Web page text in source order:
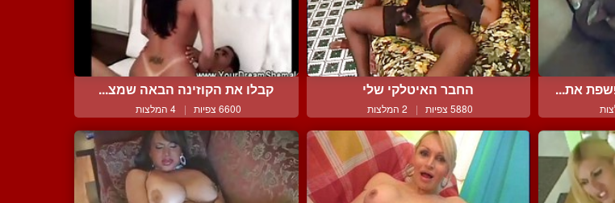
את... החבר האיטלקי שלי
5880 צפיות | 2 המלצות
קבלו את הקוזינה הבאה שמצ...
6600 צפיות | 4 המלצות